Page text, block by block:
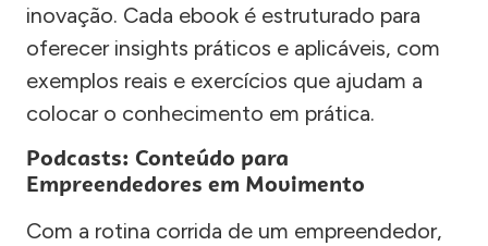
inovação. Cada ebook é estruturado para
oferecer insights práticos e aplicáveis, com
exemplos reais e exercícios que ajudam a
colocar o conhecimento em prática.
Podcasts: Conteúdo para
Empreendedores em Movimento
Com a rotina corrida de um empreendedor,